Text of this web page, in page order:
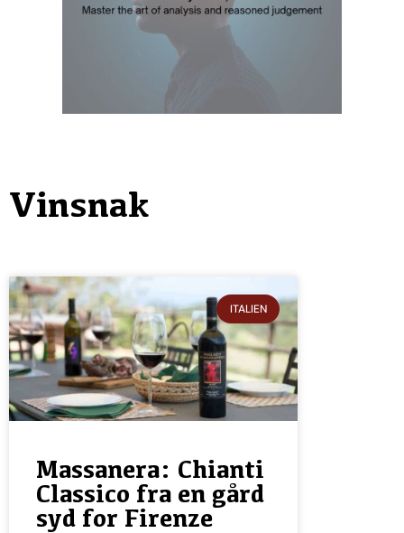
Vinsnak
ITALIEN
Massanera: Chianti
Classico fra en gård
syd for Firenze